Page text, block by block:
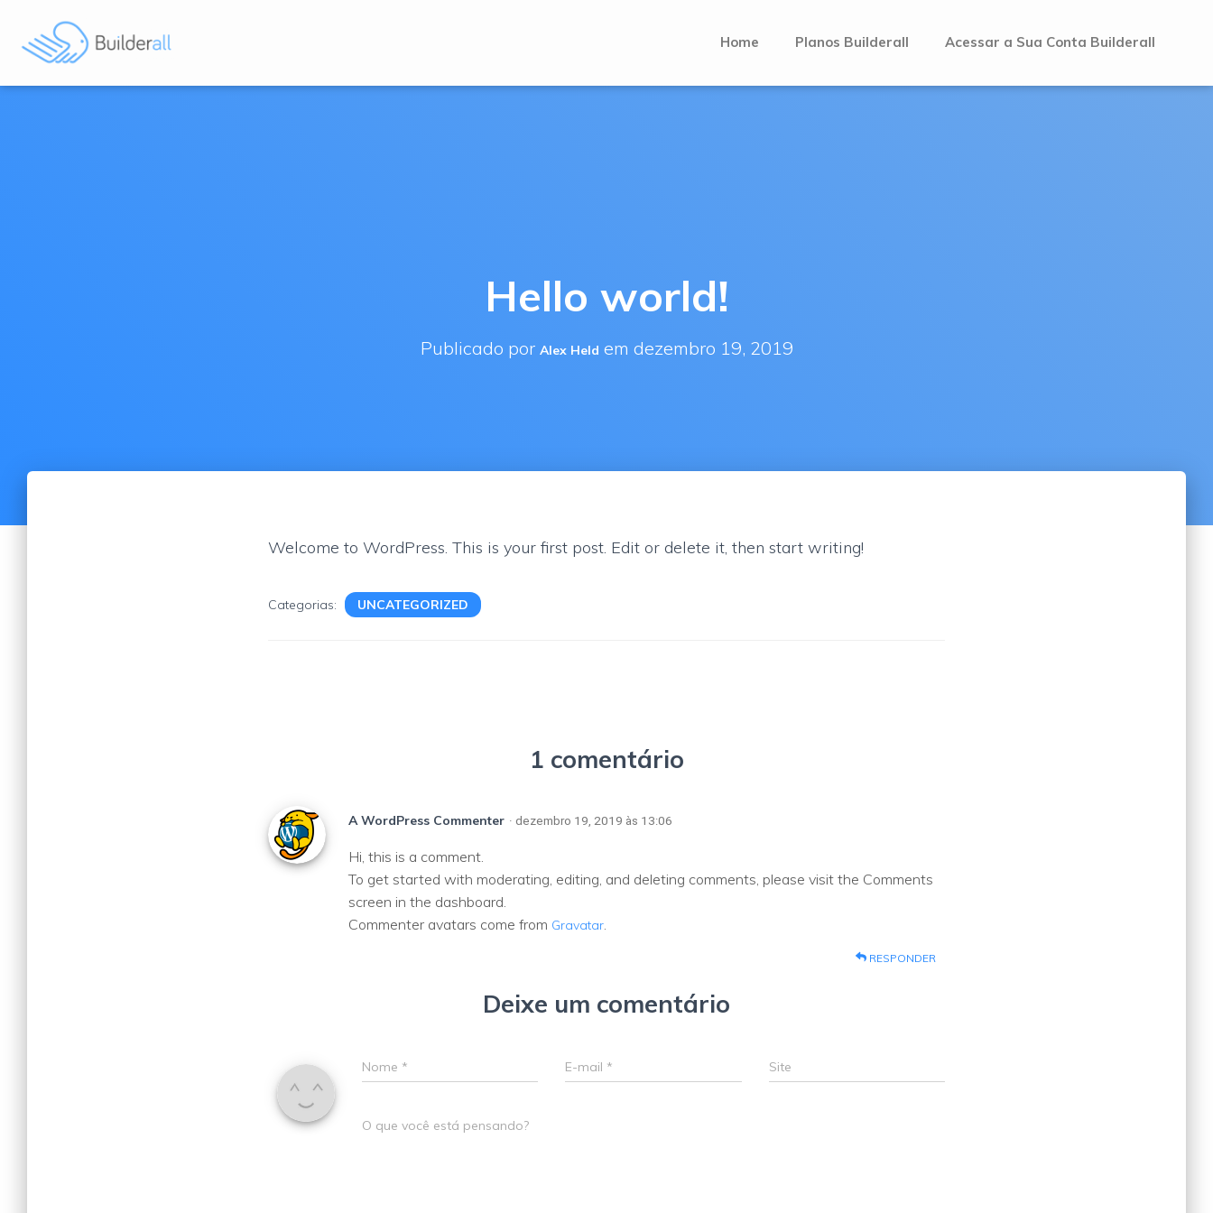
Home Planos Builderall Acessar a Sua Conta Builderall
Hello world!
Publicado por Alex Held em dezembro 19, 2019
Welcome to WordPress. This is your first post. Edit or delete it, then start writing!
Categorias: UNCATEGORIZED
1 comentário
A WordPress Commenter · dezembro 19, 2019 às 13:06
Hi, this is a comment.
To get started with moderating, editing, and deleting comments, please visit the Comments
screen in the dashboard.
Commenter avatars come from Gravatar
RESPONDER
Deixe um comentário
Nome * E-mail * Site
O que você está pensando?